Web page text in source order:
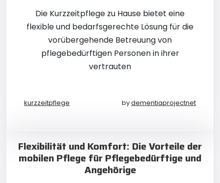
Die Kurzzeitpflege zu Hause bietet eine
flexible und bedarfsgerechte Lösung für die
vorübergehende Betreuung von
pflegebedürftigen Personen in ihrer
vertrauten
kurzzeitpflege bydementiaprojectnet
Flexibilität und Komfort: Die Vorteile der
mobilen Pflege für Pflegebedürftige und
Angehörige